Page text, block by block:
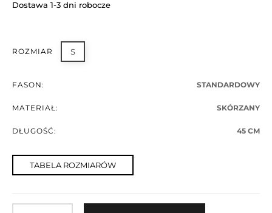
Dostawa 1-3 dni robocze
ROZMIAR S
FASON: STANDARDOWY
MATERIAŁ: SKÓRZANY
DŁUGOŚĆ: 45 CM
TABELA ROZMIARÓW